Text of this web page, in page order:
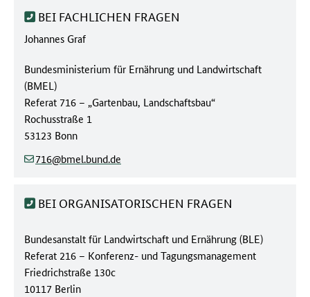
BEI FACHLICHEN FRAGEN
Ansprechpartner:
Johannes Graf
Behörde:
Bundesministerium für Ernährung und Landwirtschaft
(BMEL)
Referat 716 – „Gartenbau, Landschaftsbau“
Straße/Hausnummer:
Rochusstraße 1
Postleitzahl/Ort:
53123 Bonn
716 (at)
bmel.bund(dot)
de
BEI ORGANISATORISCHEN FRAGEN
Behörde:
Bundesanstalt für Landwirtschaft und Ernährung (BLE)
Referat 216 – Konferenz- und Tagungsmanagement
Straße/Hausnummer:
Friedrichstraße 130c
Postleitzahl/Ort:
10117 Berlin